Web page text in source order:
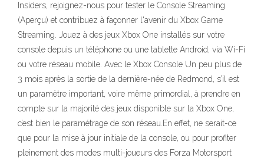
Insiders, rejoignez-nous pour tester le Console Streaming
(Aperçu) et contribuez à façonner l'avenir du Xbox Game
Streaming. Jouez à des jeux Xbox One installés sur votre
console depuis un téléphone ou une tablette Android, via Wi-Fi
ou votre réseau mobile. Avec le Xbox Console Un peu plus de
3 mois après la sortie de la dernière-née de Redmond, s’il est
un paramètre important, voire même primordial, à prendre en
compte sur la majorité des jeux disponible sur la Xbox One,
c’est bien le paramétrage de son réseau.En effet, ne serait-ce
que pour la mise à jour initiale de la console, ou pour profiter
pleinement des modes multi-joueurs des Forza Motorsport